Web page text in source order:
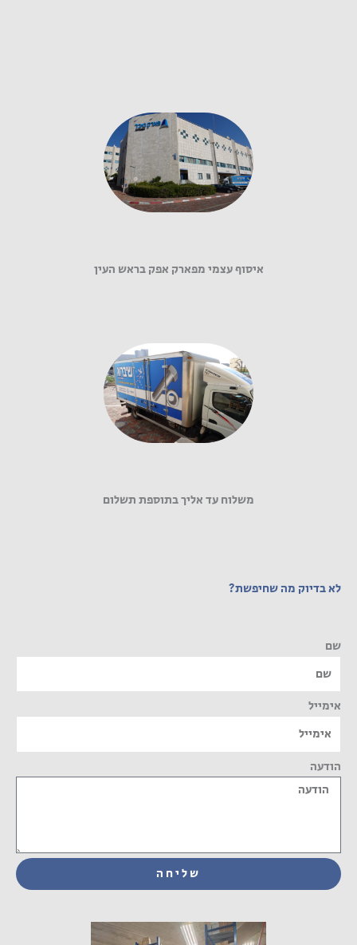
איסוף עצמי מפארק אפק בראש העין
משלוח עד אליך בתוספת תשלום
לא בדיוק מה שחיפשת?
שם
אימייל
הודעה
שליחה